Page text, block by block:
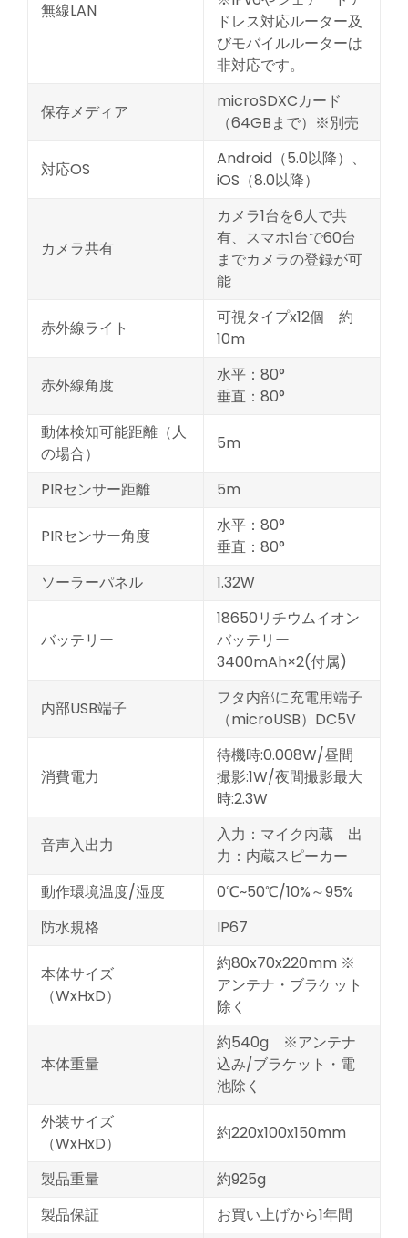
無線LAN
ドレス対応ルーター及
びモバイルルーターは
非対応です。
保存メディア
microSDXCカード
（64GBまで）※別売
対応OS
Android（5.0以降）、
iOS（8.0以降）
カメラ共有
カメラ1台を6人で共
有、スマホ1台で60台
までカメラの登録が可
能
赤外線ライト
可視タイプx12個 約
10m
赤外線角度
水平：80°
垂直：80°
動体検知可能距離（人
の場合）
5m
PIRセンサー距離 5m
PIRセンサー角度
水平：80°
垂直：80°
ソーラーパネル
1.32W
バッテリー
18650リチウムイオン
バッテリー
3400mAh×2(付属)
内部USB端子
フタ内部に充電用端子
（microUSB）DC5V
消費電力
待機時:0.008W/昼間
撮影:1W/夜間撮影最大
時:2.3W
音声入出力
入力：マイク内蔵 出
力：内蔵スピーカー
動作環境温度/湿度
0℃~50℃/10%～95%
防水規格
IP67
本体サイズ
（WxHxD）
約80x70x220mm ※
アンテナ・ブラケット
除く
本体重量
約540g ※アンテナ
込み/ブラケット・電
池除く
外装サイズ
（WxHxD）
約220x100x150mm
製品重量
約925g
製品保証
お買い上げから1年間